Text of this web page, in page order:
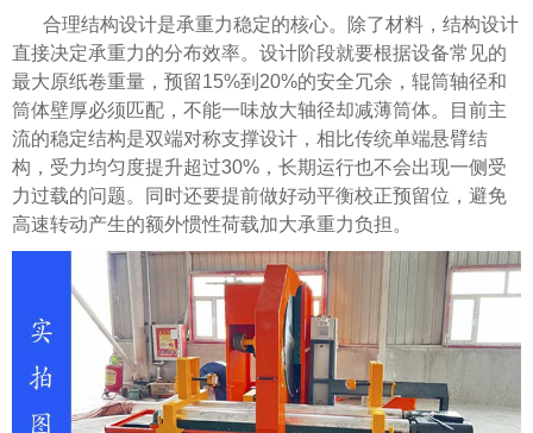
合理结构设计是承重力稳定的核心。除了材料，结构设计
直接决定承重力的分布效率。设计阶段就要根据设备常见的
最大原纸卷重量，预留15%到20%的安全冗余，辊筒轴径和
筒体壁厚必须匹配，不能一味放大轴径却减薄筒体。目前主
流的稳定结构是双端对称支撑设计，相比传统单端悬臂结
构，受力均匀度提升超过30%，长期运行也不会出现一侧受
力过载的问题。同时还要提前做好动平衡校正预留位，避免
高速转动产生的额外惯性荷载加大承重力负担。